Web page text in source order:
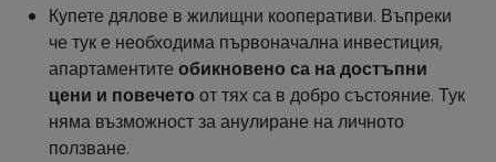
Купете дялове в жилищни кооперативи. Въпреки
че тук е необходима първоначална инвестиция,
апартаментите обикновено са на достъпни
цени и повечето от тях са в добро състояние. Тук
няма възможност за анулиране на личното
ползване.